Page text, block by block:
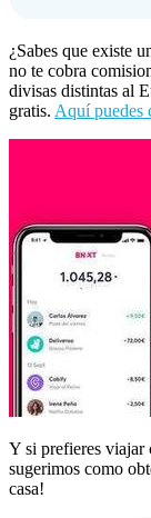
¿Sabes que existe
no te cobra
divisas distintas al
gratis. Aquí puedes
Y si prefieres viajar
sugerimos como
casa!